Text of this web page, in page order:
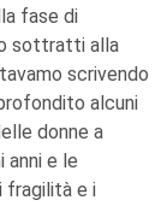
fase di
sottratti alla
scrivendo
alcuni
donne a
anni e le
fragilità e i